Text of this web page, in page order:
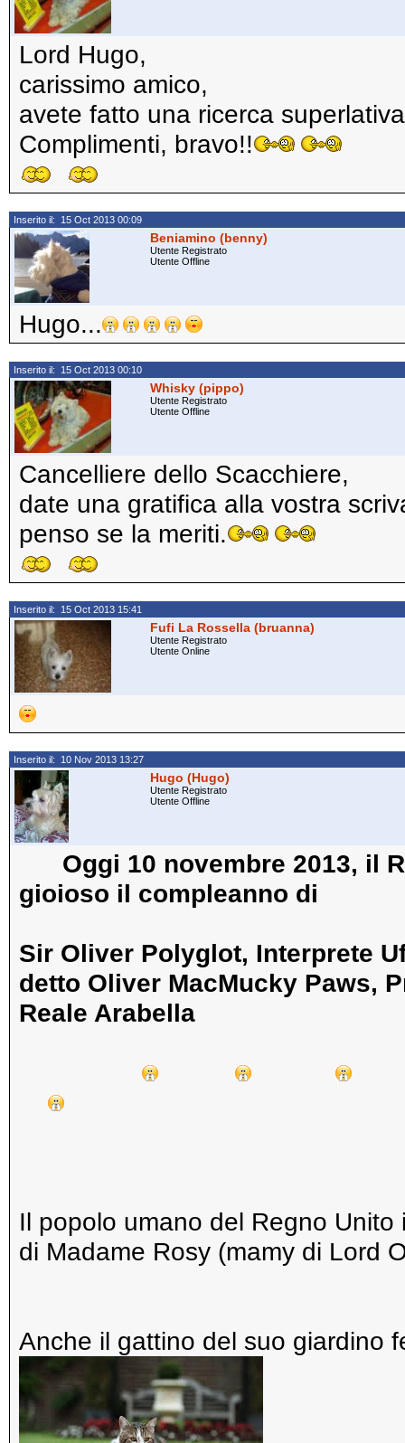
Lord Hugo,
carissimo amico,
avete fatto una ricerca
Complimenti, bravo!!
Inserito il: 15 Oct 2013 00:09
Beniamino (benny)
Utente Registrato
Utente Offline
Hugo...
Inserito il: 15 Oct 2013 00:10
Whisky (pippo)
Utente Registrato
Utente Offline
Cancelliere dello Scacchiere,
date una gratifica alla vostra
penso se la meriti.
Inserito il: 15 Oct 2013 15:41
Fufi La Rossella (bruanna)
Utente Registrato
Utente Online
Inserito il: 10 Nov 2013 13:27
Hugo (Hugo)
Utente Registrato
Utente Offline
Oggi 10 novembre 2013, il
gioioso il compleanno di
Sir Oliver Polyglot, Interprete
detto Oliver MacMucky Paws,
Reale Arabella
Il popolo umano del Regno
di Madame Rosy (mamy di Lord
Anche il gattino del suo giardino